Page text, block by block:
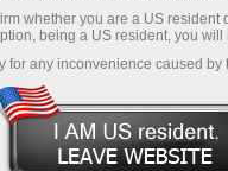
whether you are a US resident
being a US resident, you
for any inconvenience caused by